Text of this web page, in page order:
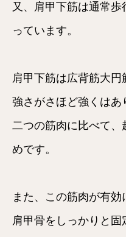
又、肩甲下筋は通常
っています。
肩甲下筋は広背筋大
強さがさほど強くは
二つの筋肉に比べて、
めです。
また、この筋肉が有
肩甲骨をしっかりと固